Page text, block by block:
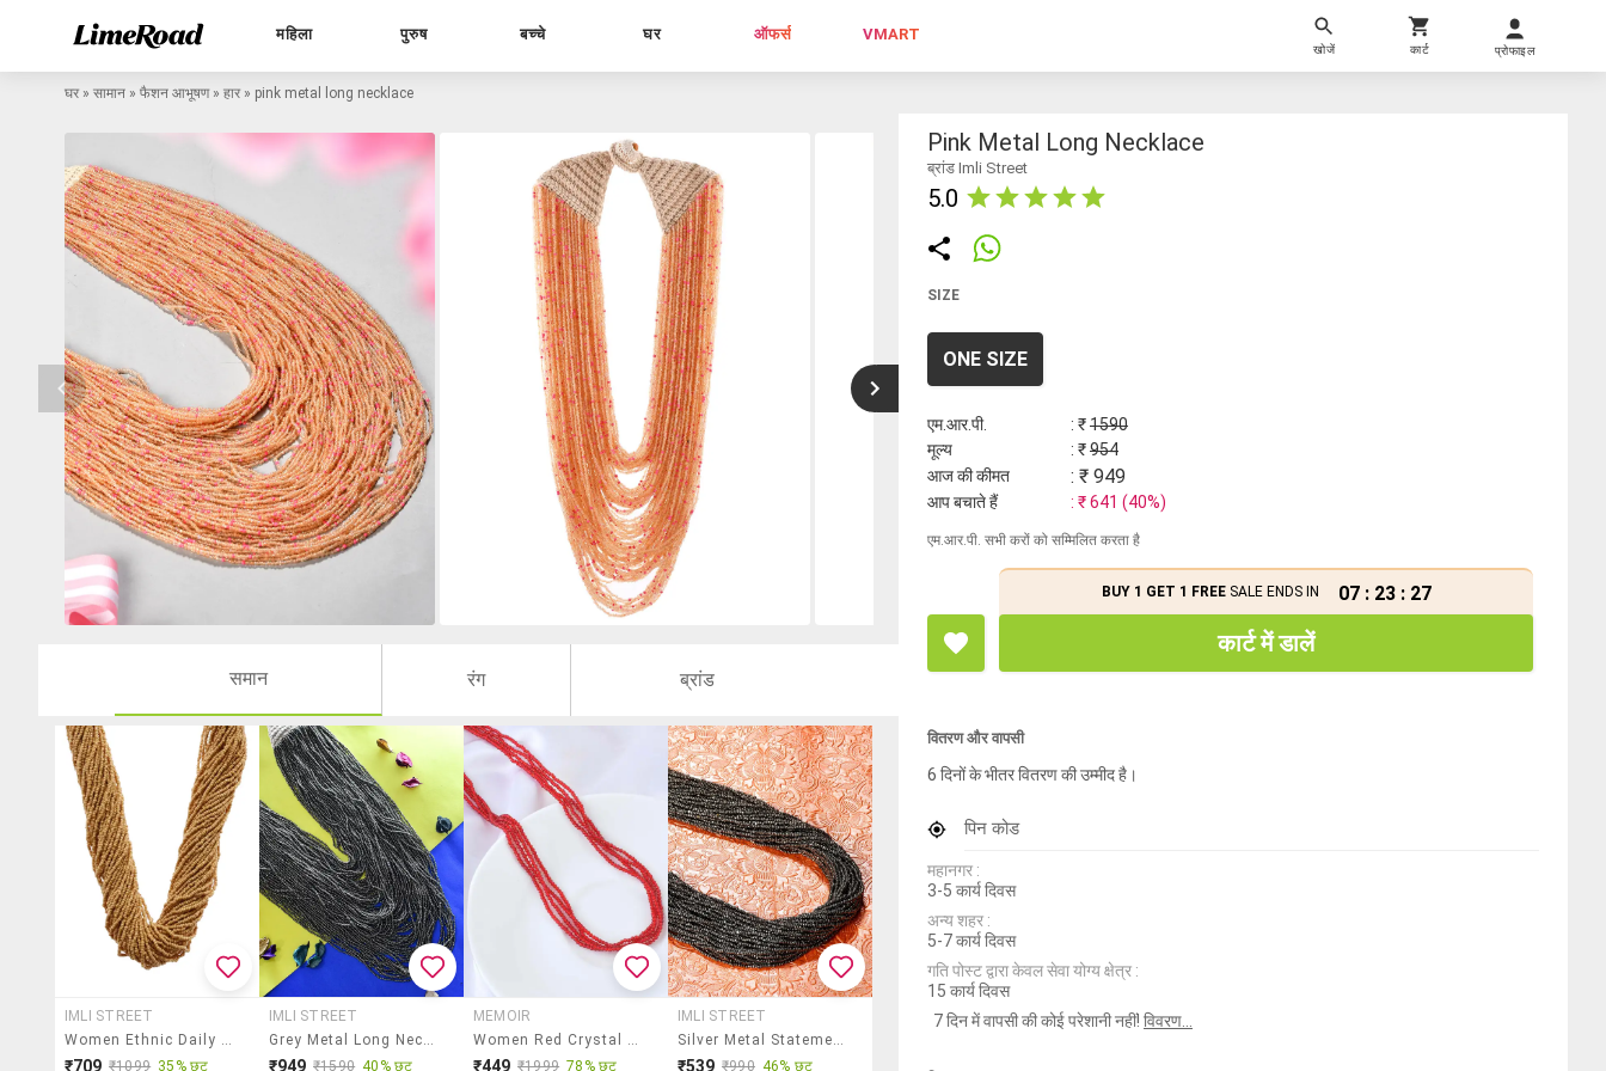
महिला पुरुष बच्चे घर ऑफर्स VMART
खोजें कार्ट प्रोफाइल
घर » सामान » फैशन आभूषण » हार » pink metal long necklace
समान रंग ब्रांड
IMLI STREET
Women Ethnic Daily Wear Designer Beaded Necklace
₹709 ₹1099 35% छूट
IMLI STREET
Grey Metal Long Necklace
₹949 ₹1590 40% छूट
MEMOIR
Women Red Crystal Long Necklace
₹449 ₹1999 78% छूट
IMLI STREET
Silver Metal Statement Necklace
₹539 ₹990 46% छूट
Pink Metal Long Necklace
ब्रांड Imli Street
5.0
SIZE
ONE SIZE
एम.आर.पी. : ₹1590
मूल्य
: ₹954
आज की कीमत
: ₹ 949
आप बचाते हैं : ₹641 (40%)
एम.आर.पी. सभी करों को सम्मिलित करता है
BUY 1 GET 1 FREESALE ENDS IN 07 : 23 : 27
कार्ट में डालें
वितरण और वापसी
6 दिनों के भीतर वितरण की उम्मीद है।
पिन कोड
महानगर :
3-5 कार्य दिवस
अन्य शहर :
5-7 कार्य दिवस
गति पोस्ट द्वारा केवल सेवा योग्य क्षेत्र :
15 कार्य दिवस
7 दिन में वापसी की कोई परेशानी नहीं! विवरण...